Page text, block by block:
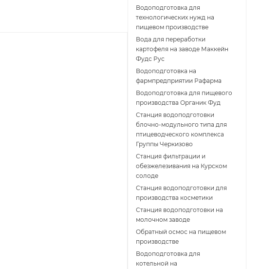
Водоподготовка для
технологических нужд на
пищевом производстве
Вода для переработки
картофеля на заводе Маккейн
Фудс Рус
Водоподготовка на
фармпредприятии Рафарма
Водоподготовка для пищевого
производства Органик Фуд
Станция водоподготовки
блочно-модульного типа для
птицеводческого комплекса
Группы Черкизово
Станция фильтрации и
обезжелезивания на Курском
солоде
Станция водоподготовки для
производства косметики
Станция водоподготовки на
молочном заводе
Обратный осмос на пищевом
производстве
Водоподготовка для
котельной на